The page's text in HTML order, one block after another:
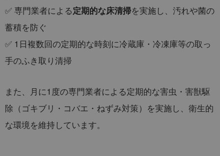
✅ 専門業者による定期的な床清掃を実施し、汚れや菌の
蓄積を防ぐ
✅ 1日複数回の定期的な時刻に冷蔵庫・冷凍庫等の取っ
手のふき取り清掃
また、月に1度の専門業者による定期的な害虫・害獣駆
除（ゴキブリ・コバエ・ねずみ対策）を実施し、衛生的
な環境を維持しています。